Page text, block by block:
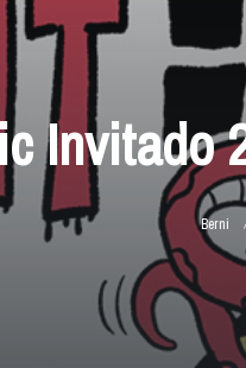
Invitado
Berni